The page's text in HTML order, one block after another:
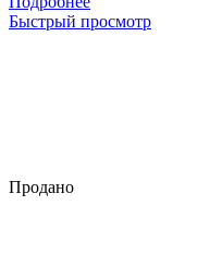
Продано
Быстрый просмотр